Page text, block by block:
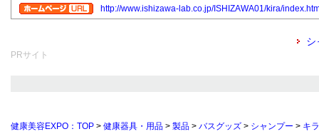
http://www.ishizawa-lab.co.jp/ISHIZAWA01/kira/
シ
PRサイト
健康美容EXPO：TOP > 健康器具・用品 > 製品 > バスグッズ > シャンプー > キ